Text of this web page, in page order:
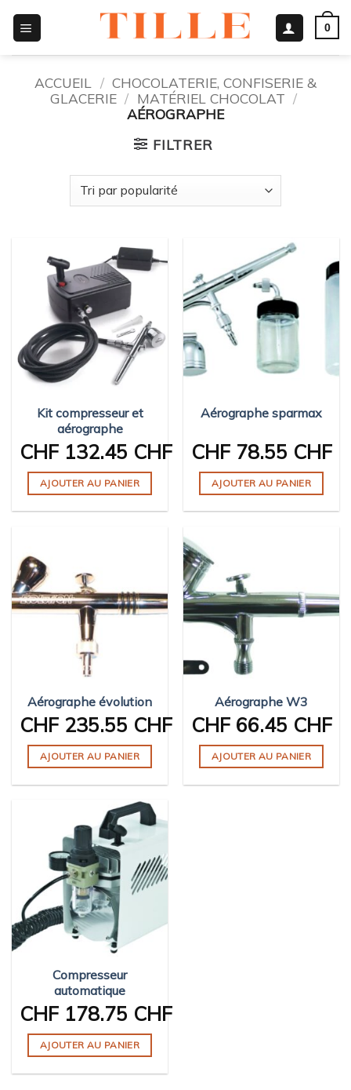
contenu
0
ACCUEIL / CHOCOLATERIE, CONFISERIE &
GLACERIE / MATÉRIEL CHOCOLAT /
AÉROGRAPHE
FILTRER
Kit compresseur et
aérographe
CHF132.45 CHF
AJOUTER AU PANIER
Aérographe sparmax
CHF78.55 CHF
AJOUTER AU PANIER
Aérographe évolution
CHF235.55 CHF
AJOUTER AU PANIER
Aérographe W3
CHF66.45 CHF
AJOUTER AU PANIER
Compresseur
automatique
CHF178.75 CHF
AJOUTER AU PANIER